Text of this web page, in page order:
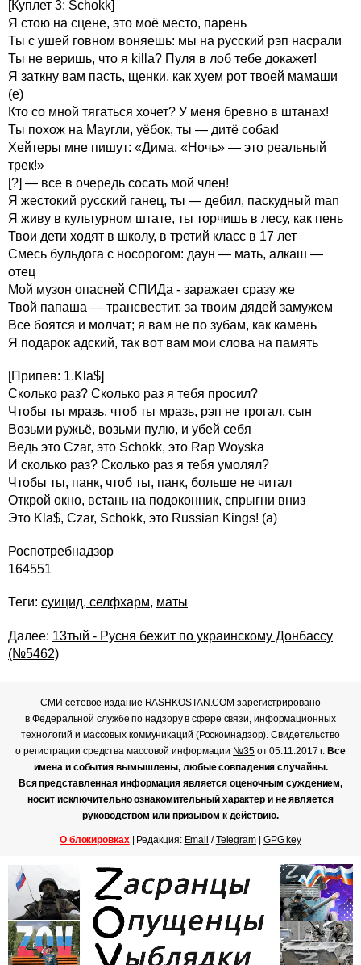
[Куплет 3: Schokk]
Я стою на сцене, это моё место, парень
Ты с ушей говном воняешь: мы на русский рэп насрали
Ты не веришь, что я killa? Пуля в лоб тебе докажет!
Я заткну вам пасть, щенки, как хуем рот твоей мамаши
(е)
Кто со мной тягаться хочет? У меня бревно в штанах!
Ты похож на Маугли, уёбок, ты — дитё собак!
Хейтеры мне пишут: «Дима, «Ночь» — это реальный
трек!»
[?] — все в очередь сосать мой член!
Я жестокий русский ганец, ты — дебил, паскудный man
Я живу в культурном штате, ты торчишь в лесу, как пень
Твои дети ходят в школу, в третий класс в 17 лет
Смесь бульдога с носорогом: даун — мать, алкаш —
отец
Мой музон опасней СПИДа - заражает сразу же
Твой папаша — трансвестит, за твоим дядей замужем
Все боятся и молчат; я вам не по зубам, как камень
Я подарок адский, так вот вам мои слова на память
[Припев: 1.Kla$]
Сколько раз? Сколько раз я тебя просил?
Чтобы ты мразь, чтоб ты мразь, рэп не трогал, сын
Возьми ружьё, возьми пулю, и убей себя
Ведь это Czar, это Schokk, это Rap Woyska
И сколько раз? Сколько раз я тебя умолял?
Чтобы ты, панк, чтоб ты, панк, больше не читал
Открой окно, встань на подоконник, спрыгни вниз
Это Kla$, Czar, Schokk, это Russian Kings! (а)
Роспотребнадзор
164551
Теги: суицид, селфхарм, маты
Далее: 13тый - Русня бежит по украинскому Донбассу
(№5462)
СМИ сетевое издание RASHKOSTAN.COMзарегистрировано
в Федеральной службе по надзору в сфере связи, информационных
технологий и массовых коммуникаций (Роскомнадзор). Свидетельство
о регистрации средства массовой информации №35от 05.11.2017 г. Все
имена и события вымышлены, любые совпадения случайны.
Вся представленная информация является оценочным суждением,
носит исключительно ознакомительный характер и не является
руководством или призывом к действию.
О блокировках| Редакция: Email /Telegram| GPG key